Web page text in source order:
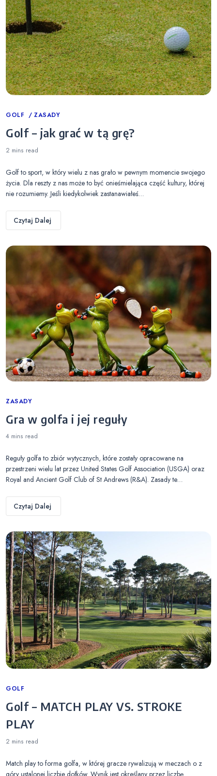
Categories
GOLF ZASADY
Golf – jak grać w tą grę?
2 mins read
Golf to sport, w który wielu z nas grało w pewnym momencie swojego
życia. Dla reszty z nas może to być onieśmielająca część kultury, której
nie rozumiemy. Jeśli kiedykolwiek zastanawiałeś…
Czytaj Dalej
Categories
ZASADY
Gra w golfa i jej reguły
4 mins read
Reguły golfa to zbiór wytycznych, które zostały opracowane na
przestrzeni wielu lat przez United States Golf Association (USGA) oraz
Royal and Ancient Golf Club of St Andrews (R&A). Zasady te…
Czytaj Dalej
Categories
GOLF
Golf – MATCH PLAY VS. STROKE
PLAY
2 mins read
Match play to forma golfa, w której gracze rywalizują w meczach o z
góry ustalonej liczbie dołków. Wynik jest określany przez liczbę